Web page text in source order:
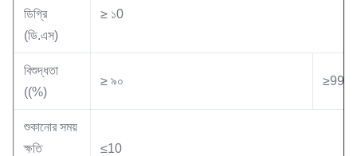
ডিগ্রি
(ডি.এস)
≥ ১0
বিশুদ্ধতা
((%)
≥ ৯০ ≥99
শুকানোর সময়
ক্ষতি
≤10